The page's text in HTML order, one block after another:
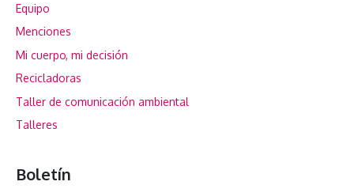
Equipo
Menciones
Mi cuerpo, mi decisión
Recicladoras
Taller de comunicación ambiental
Talleres
Boletín